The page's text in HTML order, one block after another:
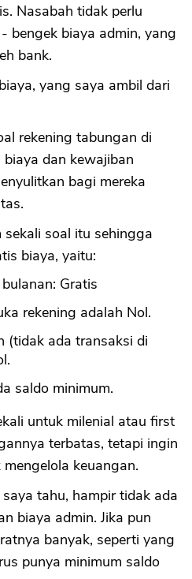
Nasabah tidak perlu
bengek biaya admin, yang
bank.
yang saya ambil dari
rekening tabungan di
dan kewajiban
bagi mereka
soal itu sehingga
biaya, yaitu:
Gratis
rekening adalah Nol.
(tidak ada transaksi di
saldo minimum.
untuk milenial atau first
terbatas, tetapi ingin
keuangan.
tahu, hampir tidak ada
biaya admin. Jika pun
banyak, seperti yang
punya minimum saldo